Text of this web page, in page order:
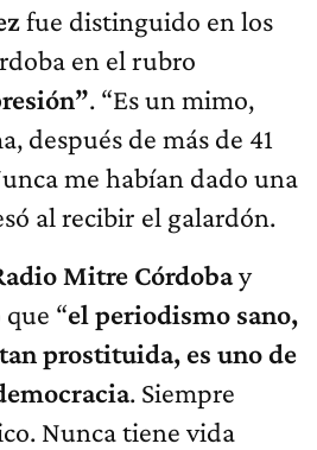
fue distinguido en los
en el rubro
. “Es un mimo,
después de más de 41
me habían dado una
al recibir el galardón.
Mitre Córdobay
“el periodismo sano,
prostituida, es uno de
. Siempre
Nunca tiene vida